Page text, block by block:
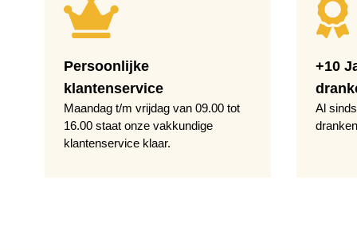
Persoonlijke
klantenservice
Maandag t/m vrijdag van 09.00 tot
16.00 staat onze vakkundige
klantenservice klaar.
+10
Al